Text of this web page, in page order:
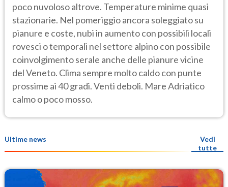
poco nuvoloso altrove. Temperature minime quasi
stazionarie. Nel pomeriggio ancora soleggiato su
pianure e coste, nubi in aumento con possibili locali
rovesci o temporali nel settore alpino con possibile
coinvolgimento serale anche delle pianure vicine
del Veneto. Clima sempre molto caldo con punte
prossime ai 40 gradi. Venti deboli. Mare Adriatico
calmo o poco mosso.
Ultime news
Vedi
tutte